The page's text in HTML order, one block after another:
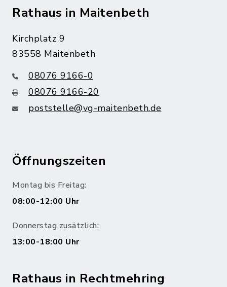
Rathaus in Maitenbeth
Kirchplatz 9
83558 Maitenbeth
08076 9166-0
08076 9166-20
poststelle@vg-maitenbeth.de
Öffnungszeiten
Montag bis Freitag:
08:00-12:00 Uhr
Donnerstag zusätzlich:
13:00-18:00 Uhr
Rathaus in Rechtmehring